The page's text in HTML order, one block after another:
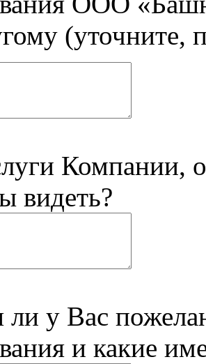
(уточните,
Компании,
видеть?
у Вас
и какие